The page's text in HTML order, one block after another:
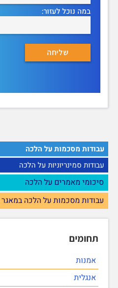
עבודות מסכמות על הלכה
עבודות סמינריוניות על הלכה
סיכומי מאמרים על הלכה
עבודות מסכמות על הלכה במאגר Seminarion.co.il
תחומים
אמנות
אנגלית
במה נוכל לעזור: